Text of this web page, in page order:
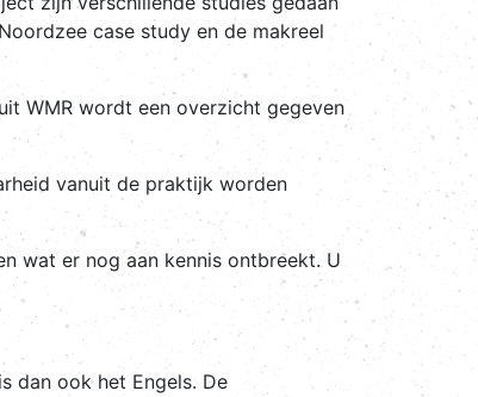
case study en de makreel
WMR wordt een overzicht gegeven
vanuit de praktijk worden
wat er nog aan kennis ontbreekt. U
dan ook het Engels. De